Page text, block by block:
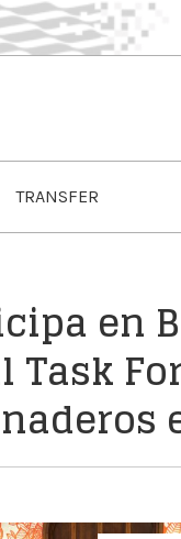
TRANSFER
en
Task